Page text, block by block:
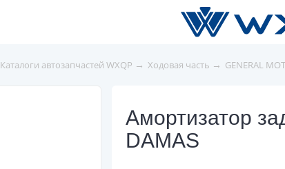
Каталоги автозапчастей WXQP → Ходовая часть → GENERAL
Амортизатор
DAMAS